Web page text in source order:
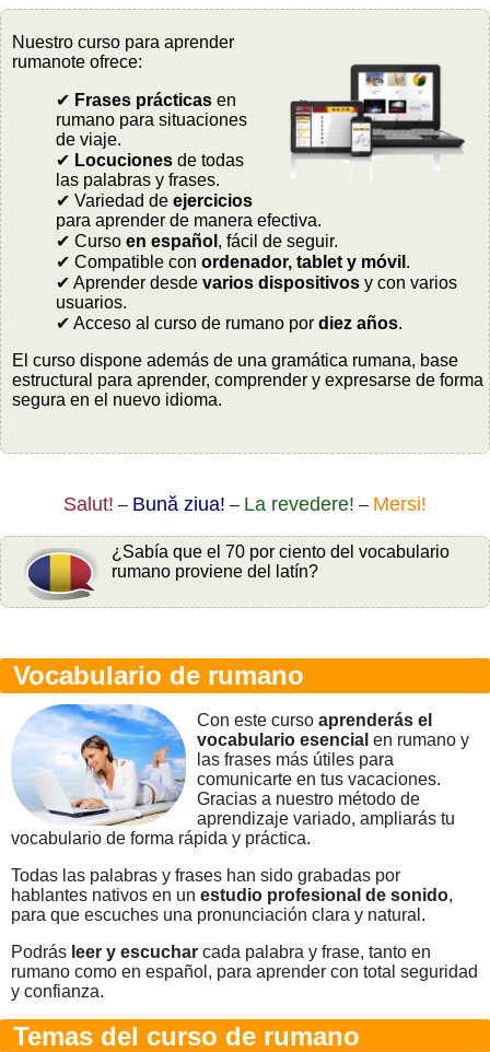
Nuestro curso para aprender
rumanote ofrece:
✔ Frases prácticas en
rumano para situaciones
de viaje.
✔ Locuciones de todas
las palabras y frases.
✔ Variedad de ejercicios
para aprender de manera efectiva.
✔ Curso en español , fácil de seguir.
✔ Compatible con ordenador, tablet y móvil .
✔ Aprender desde varios dispositivos y con varios
usuarios.
✔ Acceso al curso de rumano por diez años.
El curso dispone además de una gramática rumana, base
estructural para aprender, comprender y expresarse de forma
segura en el nuevo idioma.
Salut! – Bună ziua! – La revedere! – Mersi!
¿Sabía que el 70 por ciento del vocabulario
rumano proviene del latín?
Vocabulario de rumano
Con este curso aprenderás el
vocabulario esencial en rumano y
las frases más útiles para
comunicarte en tus vacaciones.
Gracias a nuestro método de
aprendizaje variado, ampliarás tu
vocabulario de forma rápida y práctica.
Todas las palabras y frases han sido grabadas por
hablantes nativos en un estudio profesional de sonido,
para que escuches una pronunciación clara y natural.
Podrás leer y escuchar cada palabra y frase, tanto en
rumano como en español, para aprender con total seguridad
y confianza.
Temas del curso de rumano